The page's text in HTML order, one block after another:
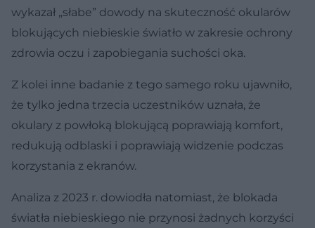
wykazał „słabe” dowody na skuteczność okularów
blokujących niebieskie światło w zakresie ochrony
zdrowia oczu i zapobiegania suchości oka.
Z kolei inne badanie z tego samego roku ujawniło,
że tylko jedna trzecia uczestników uznała, że
okulary z powłoką blokującą poprawiają komfort,
redukują odblaski i poprawiają widzenie podczas
korzystania z ekranów.
Analiza z 2023 r. dowiodła natomiast, że blokada
światła niebieskiego nie przynosi żadnych korzyści